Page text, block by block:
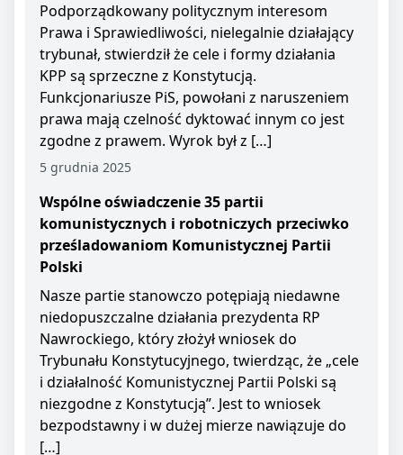
Podporządkowany politycznym interesom
Prawa i Sprawiedliwości, nielegalnie działający
trybunał, stwierdził że cele i formy działania
KPP są sprzeczne z Konstytucją.
Funkcjonariusze PiS, powołani z naruszeniem
prawa mają czelność dyktować innym co jest
zgodne z prawem. Wyrok był z […]
5 grudnia 2025
Wspólne oświadczenie 35 partii
komunistycznych i robotniczych przeciwko
prześladowaniom Komunistycznej Partii
Polski
Nasze partie stanowczo potępiają niedawne
niedopuszczalne działania prezydenta RP
Nawrockiego, który złożył wniosek do
Trybunału Konstytucyjnego, twierdząc, że „cele
i działalność Komunistycznej Partii Polski są
niezgodne z Konstytucją”. Jest to wniosek
bezpodstawny i w dużej mierze nawiązuje do
[…]